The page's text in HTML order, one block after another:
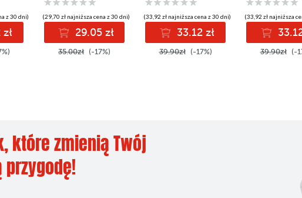
z 30 dni)
zł
(29,70 zł najniższa cena z 30 dni)
29.05 zł
35.00zł (-17%)
(33,92 zł najniższa cena z 30 dni)
33.12 zł
39.90zł (-17%)
(33,92 zł najniższa
39.90zł (-
które zmienią Twój